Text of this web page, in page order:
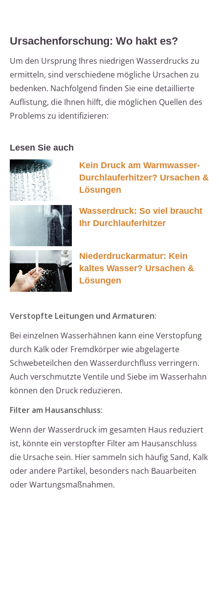
Ursachenforschung: Wo hakt es?
Um den Ursprung Ihres niedrigen Wasserdrucks zu
ermitteln, sind verschiedene mögliche Ursachen zu
bedenken. Nachfolgend finden Sie eine detaillierte
Auflistung, die Ihnen hilft, die möglichen Quellen des
Problems zu identifizieren:
Lesen Sie auch
Kein Druck am Warmwasser-
Durchlauferhitzer? Ursachen &
Lösungen
Wasserdruck: So viel braucht
Ihr Durchlauferhitzer
Niederdruckarmatur: Kein
kaltes Wasser? Ursachen &
Lösungen
Verstopfte Leitungen und Armaturen:
Bei einzelnen Wasserhähnen kann eine Verstopfung
durch Kalk oder Fremdkörper wie abgelagerte
Schwebeteilchen den Wasserdurchfluss verringern.
Auch verschmutzte Ventile und Siebe im Wasserhahn
können den Druck reduzieren.
Filter am Hausanschluss:
Wenn der Wasserdruck im gesamten Haus reduziert
ist, könnte ein verstopfter Filter am Hausanschluss
die Ursache sein. Hier sammeln sich häufig Sand, Kalk
oder andere Partikel, besonders nach Bauarbeiten
oder Wartungsmaßnahmen.